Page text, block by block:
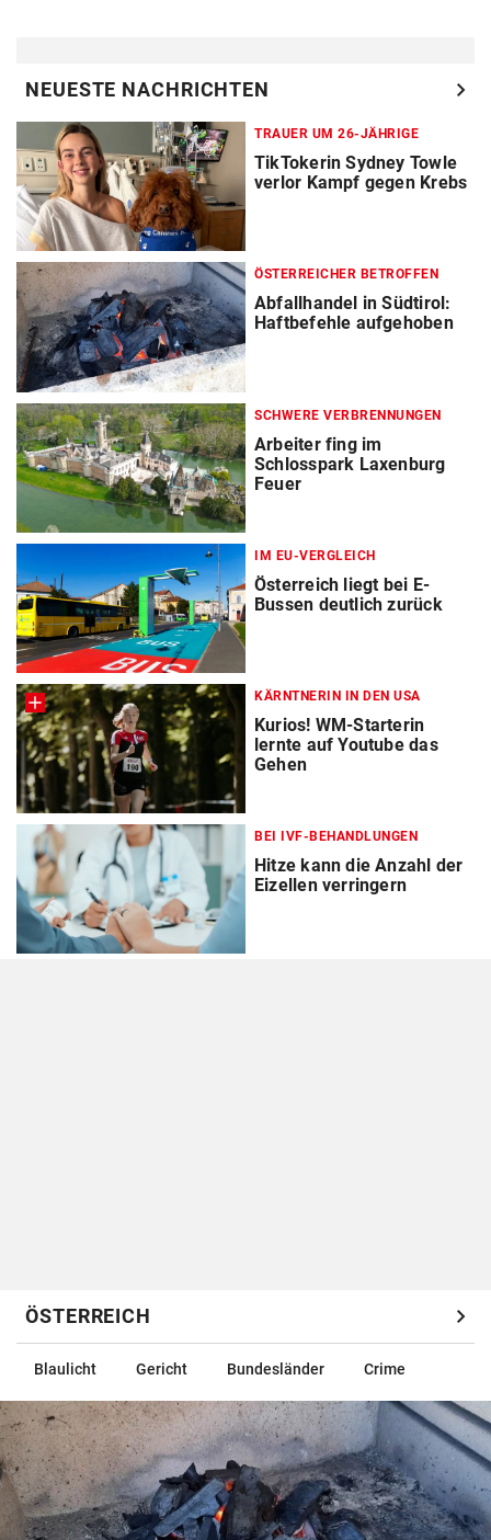
NEUESTE NACHRICHTEN chevron_right
TRAUER UM 26-JÄHRIGE
TikTokerin Sydney Towle
verlor Kampf gegen Krebs
ÖSTERREICHER BETROFFEN
Abfallhandel in Südtirol:
Haftbefehle aufgehoben
SCHWERE VERBRENNUNGEN
Arbeiter fing im
Schlosspark Laxenburg
Feuer
IM EU-VERGLEICH
Österreich liegt bei E-
Bussen deutlich zurück
KÄRNTNERIN IN DEN USA
Kurios! WM-Starterin
lernte auf Youtube das
Gehen
BEI IVF-BEHANDLUNGEN
Hitze kann die Anzahl der
Eizellen verringern
ÖSTERREICH chevron_right
Blaulicht Gericht Bundesländer Crime